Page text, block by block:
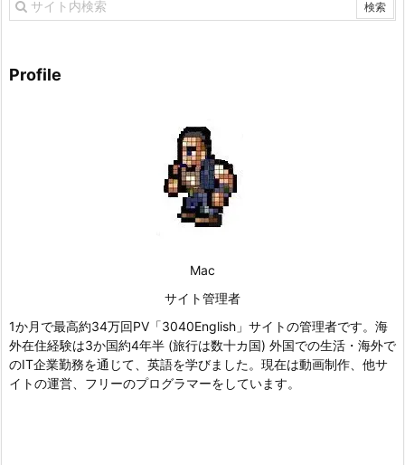
Profile
Mac
サイト管理者
1か月で最高約34万回PV「3040English」サイトの管理者です。海
外在住経験は3か国約4年半 (旅行は数十カ国) 外国での生活・海外で
のIT企業勤務を通じて、英語を学びました。現在は動画制作、他サ
イトの運営、フリーのプログラマーをしています。